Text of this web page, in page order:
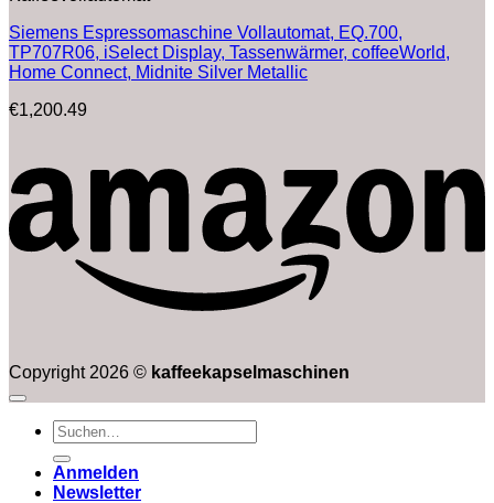
Siemens Espressomaschine Vollautomat, EQ.700,
TP707R06, iSelect Display, Tassenwärmer, coffeeWorld,
Home Connect, Midnite Silver Metallic
€1,200.49
Copyright 2026 © kaffeekapselmaschinen
Suchen
nach:
Anmelden
Newsletter